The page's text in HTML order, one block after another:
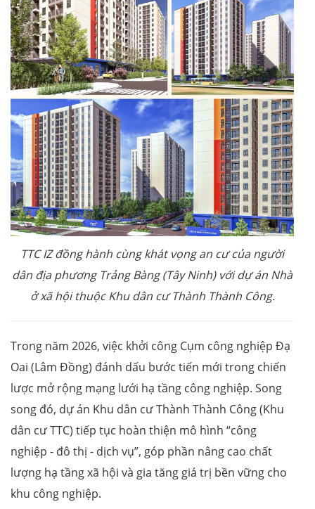
TTC IZ đồng hành cùng khát vọng an cư của người
dân địa phương Trảng Bàng(Tây Ninh)với dự án Nhà
ở xã hội thuộc Khu dân cư Thành Thành Công.
Trong năm 2026, việc khởi công Cụm công nghiệp Đạ
Oai (Lâm Đồng) đánh dấu bước tiến mới trong chiến
lược mở rộng mạng lưới hạ tầng công nghiệp. Song
song đó, dự án Khu dân cư Thành Thành Công (Khu
dân cư TTC) tiếp tục hoàn thiện mô hình “công
nghiệp - đô thị - dịch vụ”, góp phần nâng cao chất
lượng hạ tầng xã hội và gia tăng giá trị bền vững cho
khu công nghiệp.